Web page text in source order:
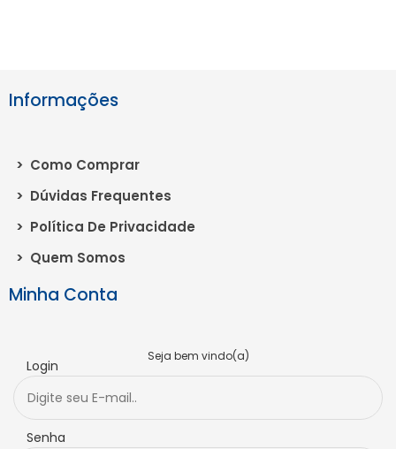
Informações
> Como Comprar
> Dúvidas Frequentes
> Política De Privacidade
> Quem Somos
Minha Conta
Seja bem vindo(a)
Login
Senha